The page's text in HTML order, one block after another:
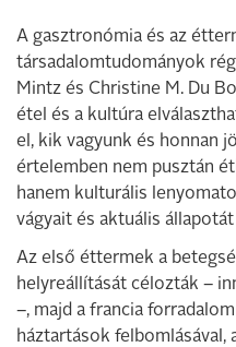
A gasztronómia és az
társadalomtudományok
Mintz és Christine M. Du
étel és a kultúra
el, kik vagyunk és honnan
értelemben nem pusztán
hanem kulturális
vágyait és aktuális
Az első éttermek a
helyreállítását célozták –
–, majd a francia
háztartások felbomlásával,